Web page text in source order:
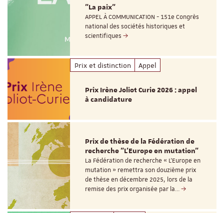
"La paix"
APPEL À COMMUNICATION - 151e Congrès
national des sociétés historiques et
scientifiques
Prix et distinction Appel
Prix Irène Joliot Curie 2026 : appel
à candidature
Prix de thèse de la Fédération de
recherche "L’Europe en mutation"
La Fédération de recherche « L’Europe en
mutation » remettra son douzième prix
de thèse en décembre 2025, lors de la
remise des prix organisée par la…